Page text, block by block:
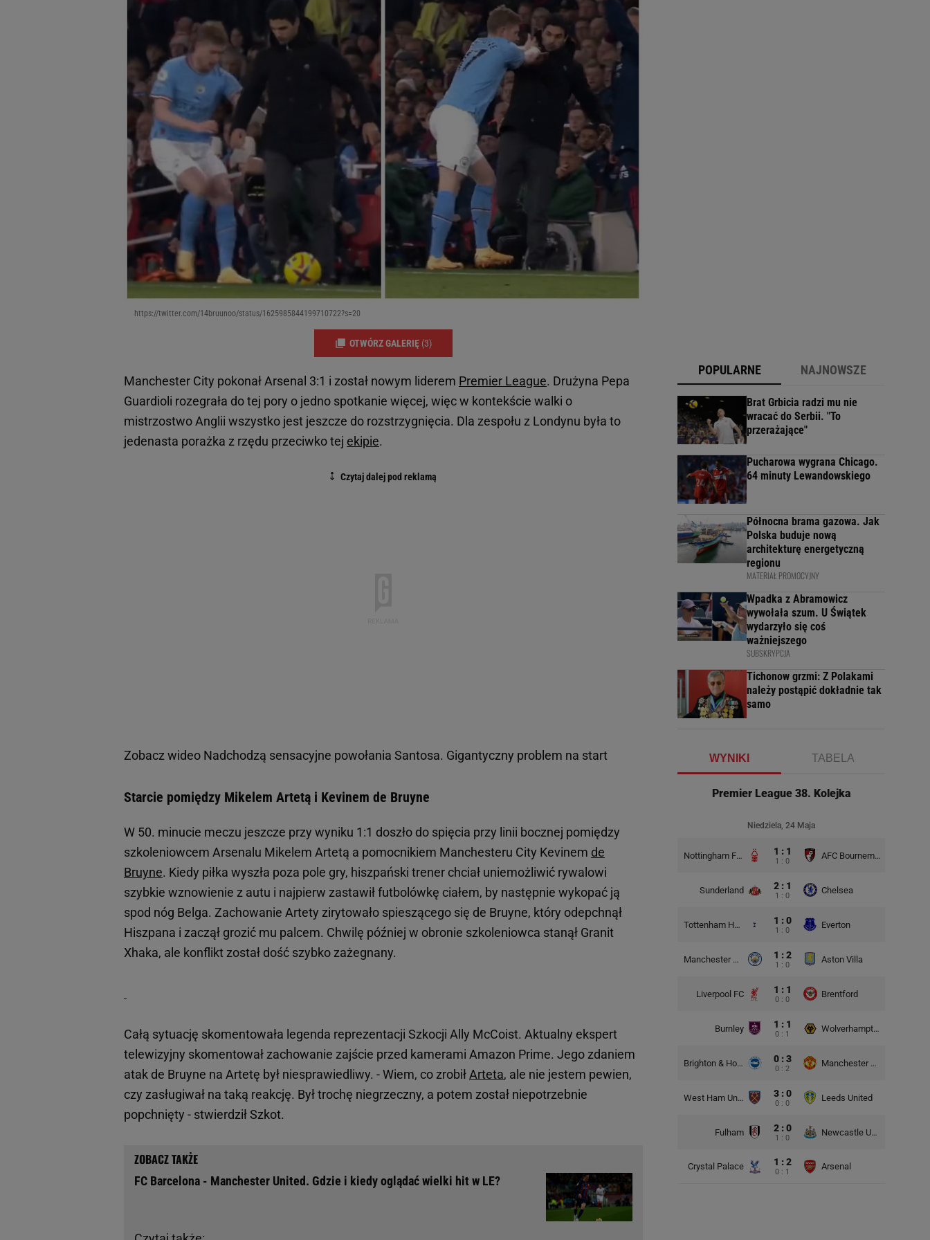
https://twitter.com/14bruunoo/status/1625985844199710722?s=20
OTWÓRZ GALERIĘ (3)
Manchester City pokonał Arsenal 3:1 i został nowym liderem Premier League. Drużyna Pepa
Guardioli rozegrała do tej pory o jedno spotkanie więcej, więc w kontekście walki o
mistrzostwo Anglii wszystko jest jeszcze do rozstrzygnięcia. Dla zespołu z Londynu była to
jedenasta porażka z rzędu przeciwko tej ekipie.
Zobacz wideo Nadchodzą sensacyjne powołania Santosa. Gigantyczny problem na start
Starcie pomiędzy Mikelem Artetą i Kevinem de Bruyne
W 50. minucie meczu jeszcze przy wyniku 1:1 doszło do spięcia przy linii bocznej pomiędzy
szkoleniowcem Arsenalu Mikelem Artetą a pomocnikiem Manchesteru City Kevinem de
Bruyne. Kiedy piłka wyszła poza pole gry, hiszpański trener chciał uniemożliwić rywalowi
szybkie wznowienie z autu i najpierw zastawił futbolówkę ciałem, by następnie wykopać ją
spod nóg Belga. Zachowanie Artety zirytowało spieszącego się de Bruyne, który odepchnął
Hiszpana i zaczął grozić mu palcem. Chwilę później w obronie szkoleniowca stanął Granit
Xhaka, ale konflikt został dość szybko zażegnany.
Całą sytuację skomentowała legenda reprezentacji Szkocji Ally McCoist. Aktualny ekspert
telewizyjny skomentował zachowanie zajście przed kamerami Amazon Prime. Jego zdaniem
atak de Bruyne na Artetę był niesprawiedliwy. - Wiem, co zrobiłArteta, ale nie jestem pewien,
czy zasługiwał na taką reakcję. Był trochę niegrzeczny, a potem został niepotrzebnie
popchnięty - stwierdził Szkot.
FC Barcelona - Manchester United. Gdzie i kiedy oglądać wielki hit w LE?
POPULARNE NAJNOWSZE
Brat Grbicia radzi mu nie
wracać do Serbii. "To
przerażające"
Pucharowa wygrana Chicago.
64 minuty Lewandowskiego
Północna brama gazowa. Jak
Polska buduje nową
architekturę energetyczną
regionu
MATERIAŁ PROMOCYJNY
Wpadka z Abramowicz
wywołała szum. U Świątek
wydarzyło się coś
ważniejszego
SUBSKRYPCJA
Tichonow grzmi: Z Polakami
należy postąpić dokładnie tak
samo
WYNIKI TABELA
Premier League 38. Kolejka
Niedziela, 24 Maja
Nottingham Forest 1 : 1
1 : 0
AFC Bournemouth
Sunderland 2 : 1
1 : 0
Chelsea
Tottenham Hotspur 1 : 0
1 : 0
Everton
Manchester City 1 : 2
1 : 0
Aston Villa
Liverpool FC 1 : 1
0 : 0
Brentford
Burnley 1 : 1
0 : 1
Wolverhampton Wanderers
Brighton & Hove Albion 0 : 3
0 : 2
Manchester United
West Ham United 3 : 0
0 : 0
Leeds United
Fulham 2 : 0
1 : 0
Newcastle United
Crystal Palace 1 : 2
0 : 1
Arsenal